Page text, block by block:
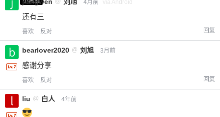
4月前 via Android
还有三
喜欢 反对 回复
bearlover2020 @ 刘旭 3月前
感谢分享
喜欢 反对 回复
liu @ 白人 4年前